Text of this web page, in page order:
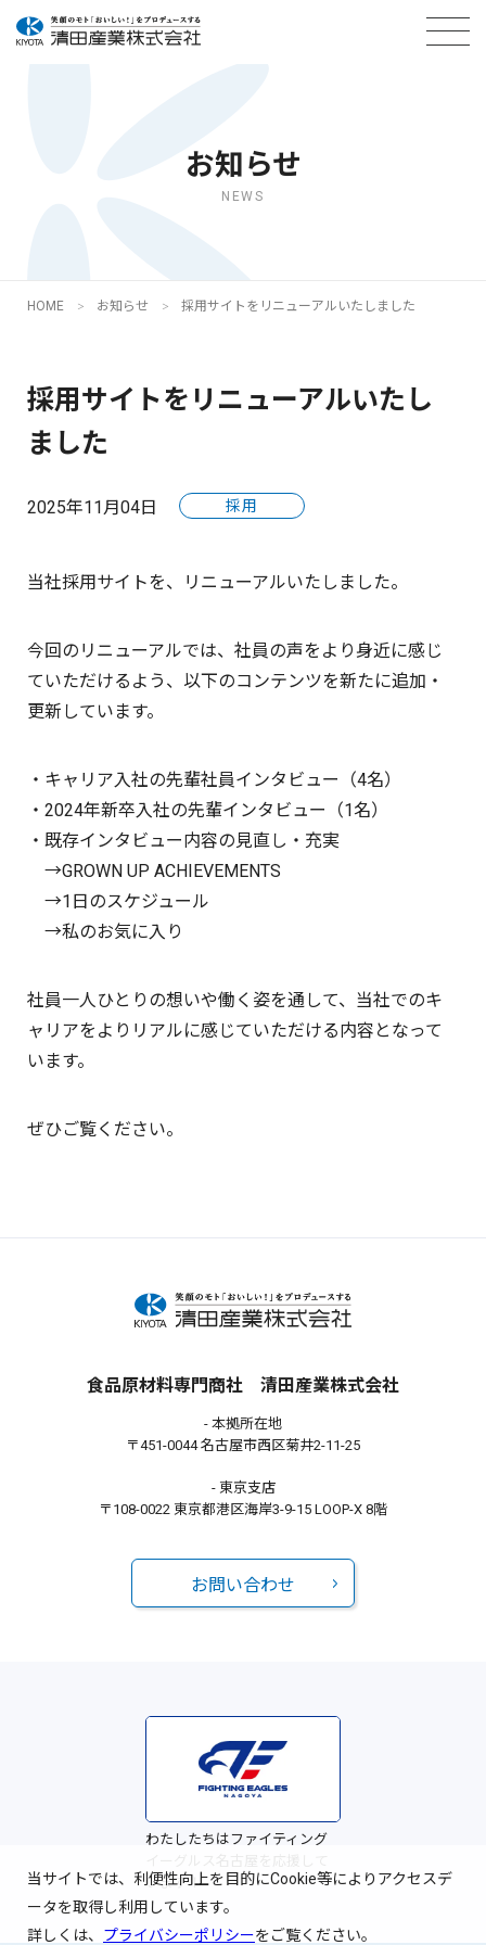
お知らせ
NEWS
HOME お知らせ 採用サイトをリニューアルいたしました
採用サイトをリニューアルいたし
ました
2025年11月04日 採用
当社採用サイトを、リニューアルいたしました。
今回のリニューアルでは、社員の声をより身近に感じ
ていただけるよう、以下のコンテンツを新たに追加・
更新しています。
・キャリア入社の先輩社員インタビュー（4名）
・2024年新卒入社の先輩インタビュー（1名）
・既存インタビュー内容の見直し・充実
→GROWN UP ACHIEVEMENTS
→1日のスケジュール
→私のお気に入り
社員一人ひとりの想いや働く姿を通して、当社でのキ
ャリアをよりリアルに感じていただける内容となって
います。
ぜひご覧ください。
食品原材料専門商社 清田産業株式会社
- 本拠所在地
〒451-0044 名古屋市西区菊井2-11-25
- 東京支店
〒108-0022 東京都港区海岸3-9-15 LOOP-X 8階
お問い合わせ
わたしたちはファイティング
います！
当サイトでは、利便性向上を目的にCookie等によりアクセスデ
ータを取得し利用しています。
詳しくは、 プライバシーポリシーをご覧ください。